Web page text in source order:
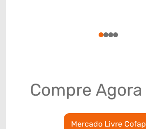
1234
Compre Agora
Mercado Livre Cofap